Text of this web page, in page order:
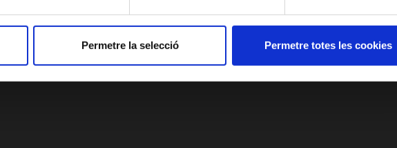
Permetre la selecció Permetre totes les cookies